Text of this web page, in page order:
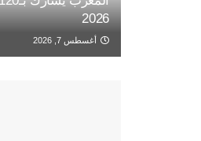
2026
أغسطس 7, 2026